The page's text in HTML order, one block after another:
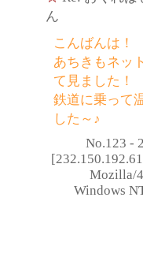
ん
こんばんは！
あちきもネッ
て見ました！
鉄道に乗って
した～♪
No.123 -
Mozilla/
Windows